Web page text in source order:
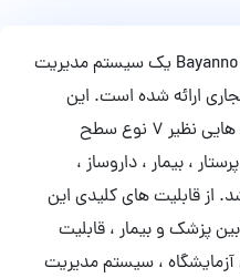
Bayanno Hospital Management System یک سیستم مدیریت
ارائه شده است. این
اسکریپت فوق العاده دارای قابلیت هایی نظیر 7 نوع سطح
، بیمار ، داروساز ،
از قابلیت های کلیدی این
پزشک و بیمار ، قابلیت
، سیستم مدیریت